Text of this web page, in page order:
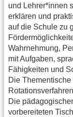
und Lehrer*innen
erklären und
auf die Schule zu
Wahrnehmung,
mit Aufgaben,
Fähigkeiten und
Die
Die
vorbereiteten